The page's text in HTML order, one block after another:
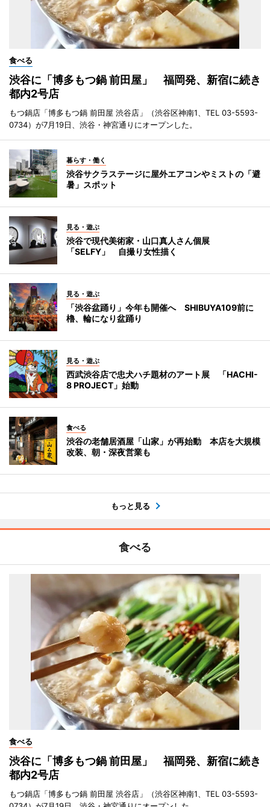
食べる
渋谷に「博多もつ鍋 前田屋」 福岡発、新宿に続き
都内2号店
もつ鍋店「博多もつ鍋 前田屋 渋谷店」（渋谷区神南1、TEL 03-5593-
0734）が7月19日、渋谷・神宮通りにオープンした。
暮らす・働く
渋谷サクラステージに屋外エアコンやミストの「避
暑」スポット
見る・遊ぶ
渋谷で現代美術家・山口真人さん個展
「SELFY」 自撮り女性描く
見る・遊ぶ
「渋谷盆踊り」今年も開催へ SHIBUYA109前に
櫓、輪になり盆踊り
見る・遊ぶ
西武渋谷店で忠犬ハチ題材のアート展 「HACHI-
8 PROJECT」始動
食べる
渋谷の老舗居酒屋「山家」が再始動 本店を大規模
改装、朝・深夜営業も
もっと見る
食べる
食べる
渋谷に「博多もつ鍋 前田屋」 福岡発、新宿に続き
都内2号店
もつ鍋店「博多もつ鍋 前田屋 渋谷店」（渋谷区神南1、TEL 03-5593-